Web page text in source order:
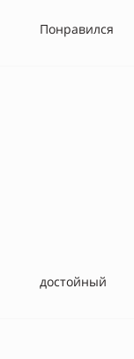
Понравился
достойный